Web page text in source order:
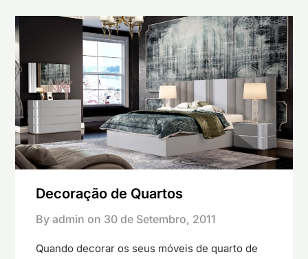
Decoração de Quartos
By admin on 30 de Setembro, 2011
Quando decorar os seus móveis de quarto de